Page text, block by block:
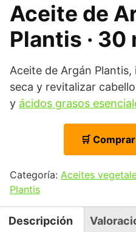
Aceite de
Plantis · 30
Aceite de Argán
seca y revitalizar
y ácidos grasos
🛒
Categoría: Aceites
Plantis
Descripción